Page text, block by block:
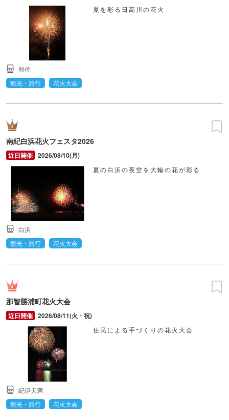
夏を彩る日高川の花火
和佐
観光・旅行
花火大会
南紀白浜花火フェスタ2026
2026/08/10(月)
夏の白浜の夜空を大輪の花が彩る
白浜
観光・旅行
花火大会
那智勝浦町花火大会
2026/08/11(火・祝)
住民による手づくりの花火大会
紀伊天満
観光・旅行
花火大会